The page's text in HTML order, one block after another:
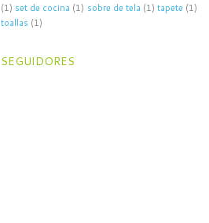
(1) set de cocina (1) sobre de tela (1) tapete (1)
toallas (1)
SEGUIDORES